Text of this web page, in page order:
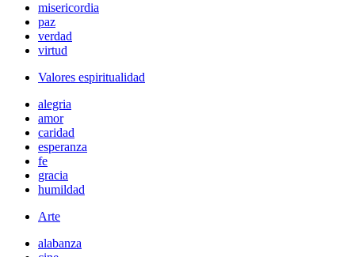
misericordia
paz
verdad
virtud
Valores espiritualidad
alegria
amor
caridad
esperanza
fe
gracia
humildad
Arte
alabanza